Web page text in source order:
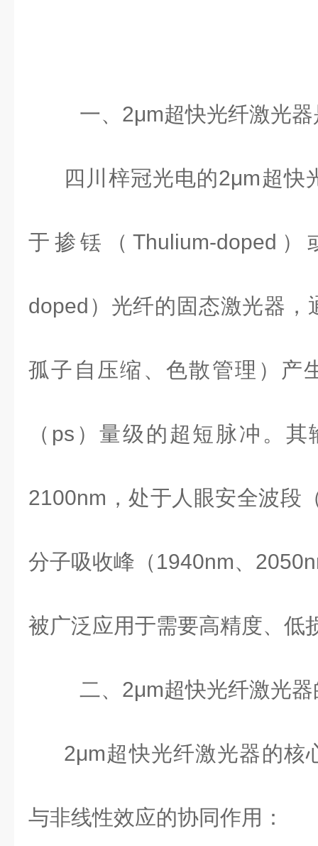
一、 2μm超快光纤激光
四川梓冠光电的2μm超快
于掺铥（ Thulium-doped ）
doped ）光纤的固态激光器，
孤子自压缩、色散管理）产
（ ps ）量级的超短脉冲。其
2100nm ，处于人眼安全波段
分子吸收峰（1940nm、
被广泛应用于需要高精度、低
二、 2μm超快光纤激光
2μm超快光纤激光器的核
与非线性效应的协同作用：